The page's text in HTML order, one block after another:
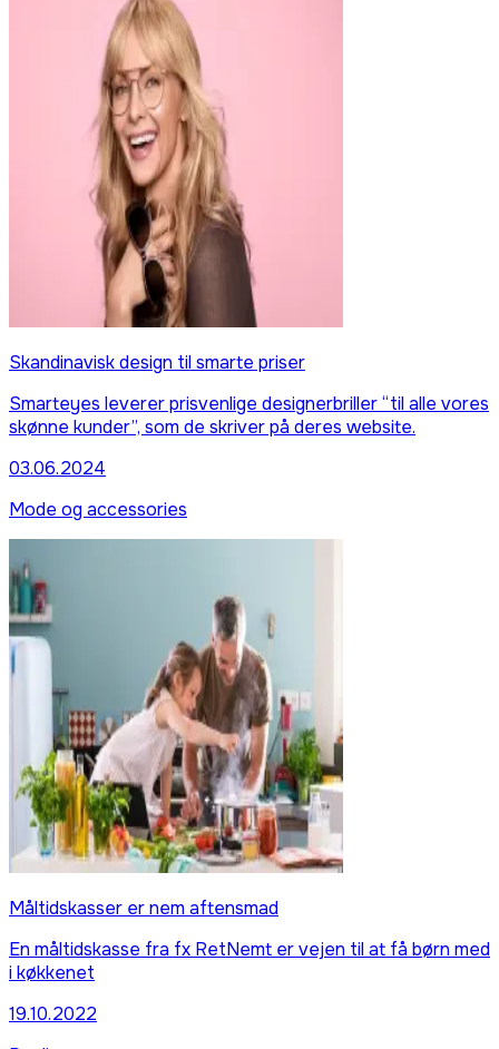
Skandinavisk design til smarte priser
Smarteyes leverer prisvenlige designerbriller “til alle vores
skønne kunder”, som de skriver på deres website.
03.06.2024
Mode og accessories
Måltidskasser er nem aftensmad
En måltidskasse fra fx RetNemt er vejen til at få børn med
i køkkenet
19.10.2022